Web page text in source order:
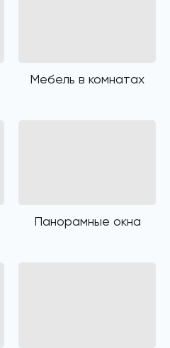
Мебель в комнатах
Панорамные окна